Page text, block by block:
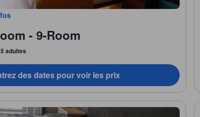
- 9-Room
adultes
des dates pour voir les prix